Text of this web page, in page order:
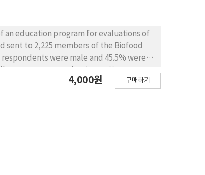
an education program for evaluations of
sent to 2,225 members of the Biofood
were male and 45.5% were
and dietitian (2%). The businesses in
for functional ingredients and health
been educated about functional
(n=41)〉'efficacy evaluation-
study' (n=13)〉and 'others' (n=10).
4,000원 구매하기